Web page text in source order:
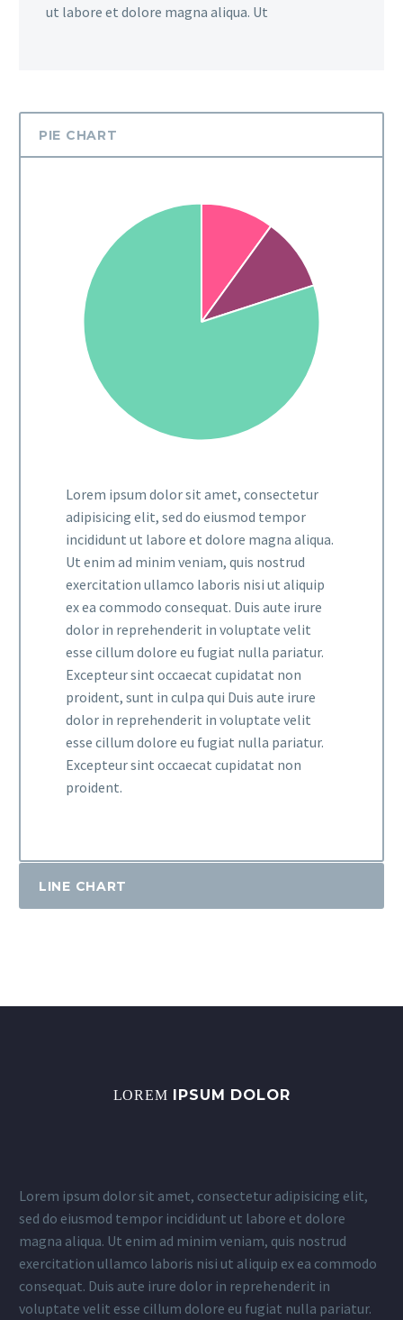
ut labore et dolore magna aliqua. Ut
PIE CHART
Lorem ipsum dolor sit amet, consectetur
adipisicing elit, sed do eiusmod tempor
incididunt ut labore et dolore magna aliqua.
Ut enim ad minim veniam, quis nostrud
exercitation ullamco laboris nisi ut aliquip
ex ea commodo consequat. Duis aute irure
dolor in reprehenderit in voluptate velit
esse cillum dolore eu fugiat nulla pariatur.
Excepteur sint occaecat cupidatat non
proident, sunt in culpa qui Duis aute irure
dolor in reprehenderit in voluptate velit
esse cillum dolore eu fugiat nulla pariatur.
Excepteur sint occaecat cupidatat non
proident.
LINE CHART
LOREM IPSUM DOLOR
Lorem ipsum dolor sit amet, consectetur adipisicing elit,
sed do eiusmod tempor incididunt ut labore et dolore
magna aliqua. Ut enim ad minim veniam, quis nostrud
exercitation ullamco laboris nisi ut aliquip ex ea commodo
consequat. Duis aute irure dolor in reprehenderit in
voluptate velit esse cillum dolore eu fugiat nulla pariatur.